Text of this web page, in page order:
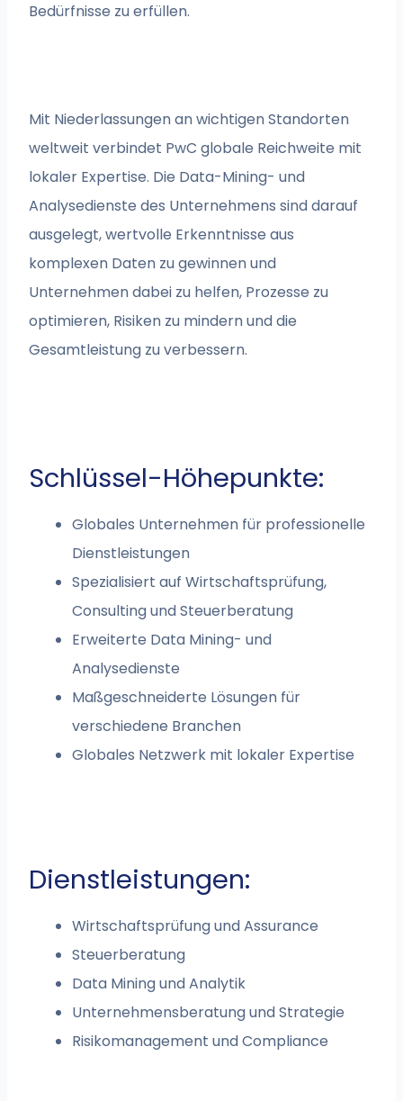
Bedürfnisse zu erfüllen.
Mit Niederlassungen an wichtigen Standorten
weltweit verbindet PwC globale Reichweite mit
lokaler Expertise. Die Data-Mining- und
Analysedienste des Unternehmens sind darauf
ausgelegt, wertvolle Erkenntnisse aus
komplexen Daten zu gewinnen und
Unternehmen dabei zu helfen, Prozesse zu
optimieren, Risiken zu mindern und die
Gesamtleistung zu verbessern.
Schlüssel-Höhepunkte:
Globales Unternehmen für professionelle
Dienstleistungen
Spezialisiert auf Wirtschaftsprüfung,
Consulting und Steuerberatung
Erweiterte Data Mining- und
Analysedienste
Maßgeschneiderte Lösungen für
verschiedene Branchen
Globales Netzwerk mit lokaler Expertise
Dienstleistungen:
Wirtschaftsprüfung und Assurance
Steuerberatung
Data Mining und Analytik
Unternehmensberatung und Strategie
Risikomanagement und Compliance